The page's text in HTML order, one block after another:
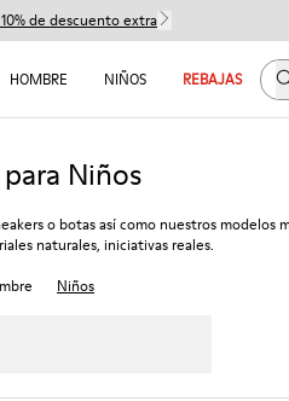
de descuento extra
HOMBRE NIÑOS REBAJAS
Niños
o botas así como nuestros modelos
naturales, iniciativas reales.
Niños